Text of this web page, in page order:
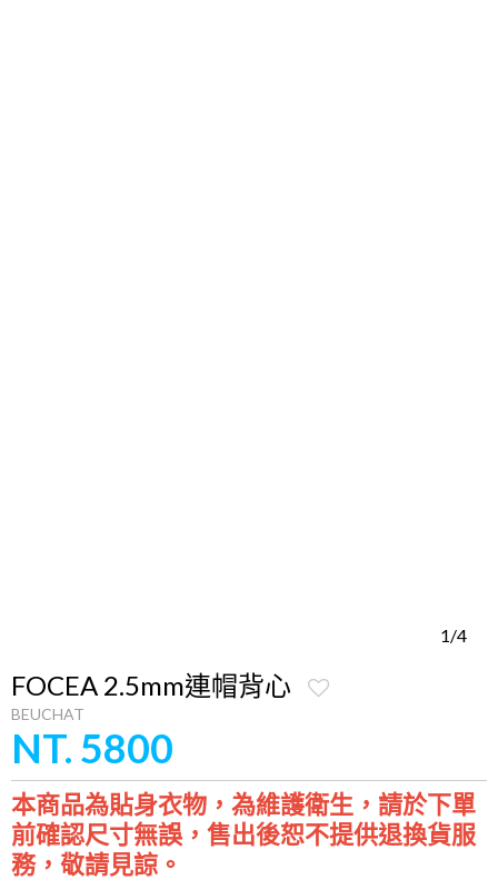
1/4
FOCEA 2.5mm連帽背心
BEUCHAT
NT. 5800
本商品為貼身衣物，為維護衛生，請於下單
前確認尺寸無誤，售出後恕不提供退換貨服
務，敬請見諒。